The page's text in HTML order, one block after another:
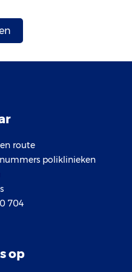
route
poliklinieken
704
op